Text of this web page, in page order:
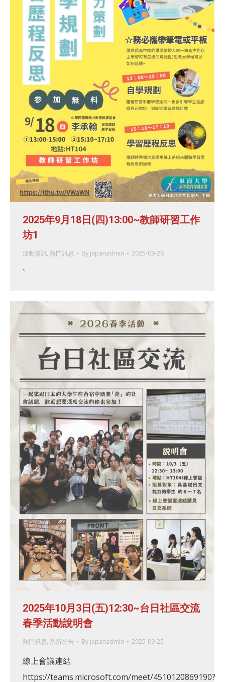
2025年9月18日(四)13:00~教師研習工作
坊1
活動資訊, 熱門訊息 By japanadmin 2025-09-26
`
2025年10月3日(五)12:30~台日社區交流
春季活動說明會
熱門訊息, 系所公告 By japanadmin 2025-09-25
線上會議連結
https://teams.microsoft.com/meet/4510120869190?